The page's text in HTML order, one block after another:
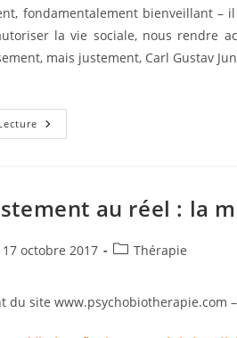
fondamentalement bienveillant –
la vie sociale, nous rendre
mais justement, Carl Gustav
L’hypnose
Et
au réel : la
17 octobre 2017
PostThérapie
du site www.psychobiotherapie.com